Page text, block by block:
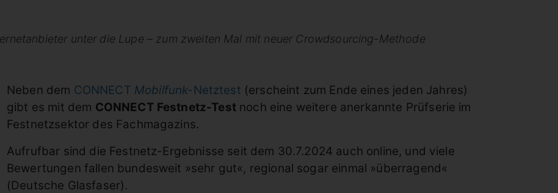
unter die Lupe – zum zweiten Mal mit neuer Crowdsourcing-Methode
Neben dem CONNECT Mobilfunk- Netztest (erscheint zum Ende eines jeden Jahres)
gibt es mit dem CONNECT Festnetz-Testnoch eine weitere anerkannte Prüfserie im
Festnetzsektor des Fachmagazins.
Aufrufbar sind die Festnetz-Ergebnisse seit dem 30.7.2024 auch online, und viele
Bewertungen fallen bundesweit »sehr gut«, regional sogar einmal »überragend«
(Deutsche Glasfaser).